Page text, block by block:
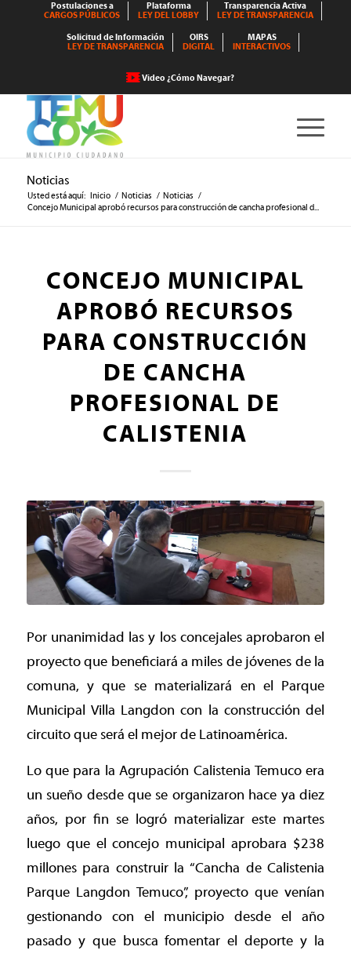
Postulaciones a
CARGOS PÚBLICOS
Plataforma
LEY DEL LOBBY
Transparencia Activa
LEY DE TRANSPARENCIA
Solicitud de Información
LEY DE TRANSPARENCIA
OIRS
DIGITAL
MAPAS
INTERACTIVOS
Video ¿Cómo Navegar?
Noticias
Usted está aquí: Inicio / Noticias / Noticias /
Concejo Municipal aprobó recursos para construcción de cancha profesional d...
CONCEJO MUNICIPAL
APROBÓ RECURSOS
PARA CONSTRUCCIÓN
DE CANCHA
PROFESIONAL DE
CALISTENIA
Por unanimidad las y los concejales aprobaron el
proyecto que beneficiará a miles de jóvenes de la
comuna, y que se materializará en el Parque
Municipal Villa Langdon con la construcción del
circuito que será el mejor de Latinoamérica.
Lo que para la Agrupación Calistenia Temuco era
un sueño desde que se organizaron hace ya diez
años, por fin se logró materializar este martes
luego que el concejo municipal aprobara $238
millones para construir la “Cancha de Calistenia
Parque Langdon Temuco”, proyecto que venían
gestionando con el municipio desde el año
pasado y que busca fomentar el deporte y la